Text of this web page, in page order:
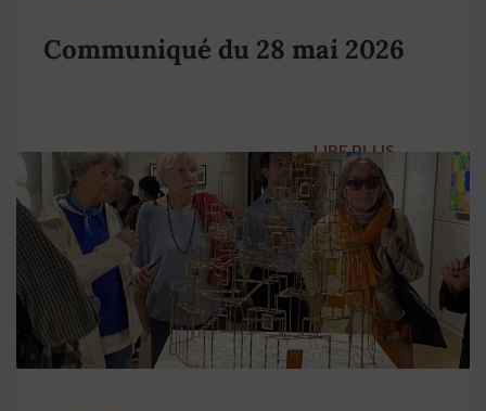
Communiqué du 28 mai 2026
LIRE PLUS →